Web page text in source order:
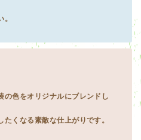
の色をオリジナルにブレンドし
くなる素敵な仕上がりです。